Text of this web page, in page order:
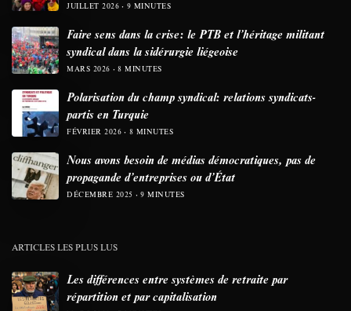
JUILLET 2026 9 MINUTES
Faire sens dans la crise: le PTB et l’héritage militant
syndical dans la sidérurgie liégeoise
MARS 2026 8 MINUTES
Polarisation du champ syndical: relations syndicats-
partis en Turquie
FÉVRIER 2026 8 MINUTES
Nous avons besoin de médias démocratiques, pas de
propagande d’entreprises ou d’État
DÉCEMBRE 2025 9 MINUTES
ARTICLES LES PLUS LUS
Les différences entre systèmes de retraite par
répartition et par capitalisation